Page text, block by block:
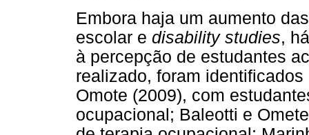
Embora haja um aumento
escolar e disability studies,
à percepção de estudantes
realizado, foram
Omote (2009), com
ocupacional; Baleotti e